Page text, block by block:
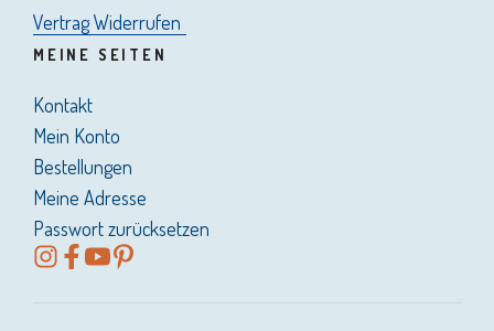
Vertrag Widerrufen
MEINE SEITEN
Kontakt
Mein Konto
Bestellungen
Meine Adresse
Passwort zurücksetzen